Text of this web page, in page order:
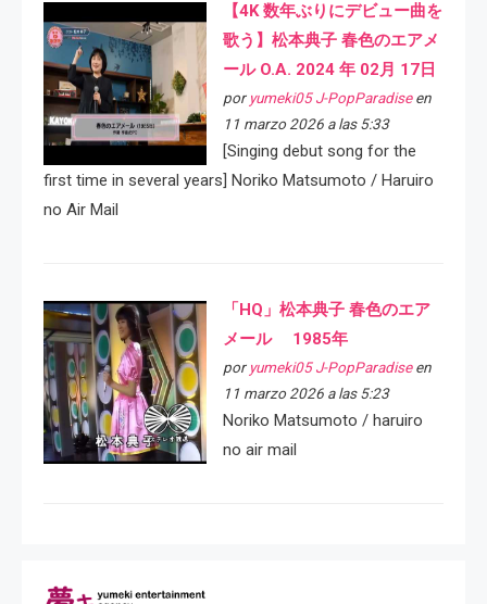
【4K 数年ぶりにデビュー曲を
歌う】松本典子 春色のエアメ
ール O.A. 2024 年 02月 17日
por yumeki05 J-PopParadiseen
11 marzo 2026 a las 5:33
[Singing debut song for the
first time in several years] Noriko Matsumoto / Haruiro
no Air Mail
「HQ」松本典子 春色のエア
メール 1985年
por yumeki05 J-PopParadiseen
11 marzo 2026 a las 5:23
Noriko Matsumoto / haruiro
no air mail